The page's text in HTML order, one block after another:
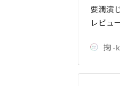
要潤演
レビュ
掬 -